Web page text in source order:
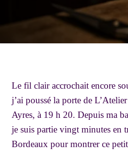
Le fil clair accrochait encore
j’ai poussé la porte de
Ayres, à 19 h 20. Depuis ma
je suis partie vingt minutes en
Bordeaux pour montrer ce